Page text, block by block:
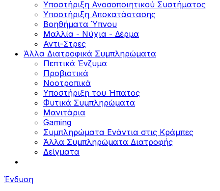
Υποστήριξη Ανοσοποιητικού Συστήματος
Yποστήριξη Αποκατάστασης
Βοηθήματα Ύπνου
Μαλλία - Νύχια - Δέρμα
Αντι-Στρες
Άλλα Διατροφικά Συμπληρώματα
Πεπτικά Ένζυμα
Προβιοτικά
Νοοτροπικά
Υποστήριξη του Ήπατος
Φυτικά Συμπληρώματα
Μανιτάρια
Gaming
Συμπληρώματα Ενάντια στις Κράμπες
Άλλα Συμπληρώματα Διατροφής
Δείγματα
Ένδυση